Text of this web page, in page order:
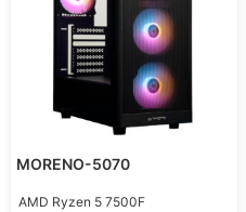
MORENO-5070
AMD Ryzen 5 7500F